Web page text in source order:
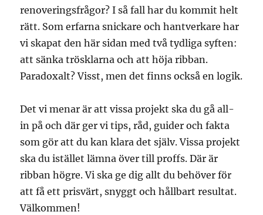
renoveringsfrågor? I så fall har du kommit helt
rätt. Som erfarna snickare och hantverkare har
vi skapat den här sidan med två tydliga syften:
att sänka trösklarna och att höja ribban.
Paradoxalt? Visst, men det finns också en logik.
Det vi menar är att vissa projekt ska du gå all-
in på och där ger vi tips, råd, guider och fakta
som gör att du kan klara det själv. Vissa projekt
ska du istället lämna över till proffs. Där är
ribban högre. Vi ska ge dig allt du behöver för
att få ett prisvärt, snyggt och hållbart resultat.
Välkommen!